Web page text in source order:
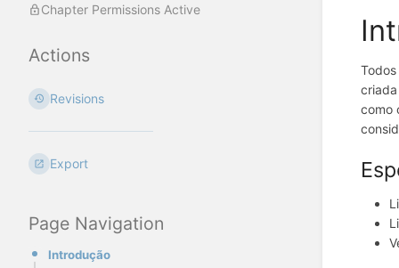
Chapter Permissions Active
Actions
Revisions
Export
Page Navigation
Introdução
como